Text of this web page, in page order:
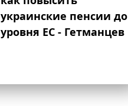
украинские пенсии до
уровня ЕС - Гетманцев